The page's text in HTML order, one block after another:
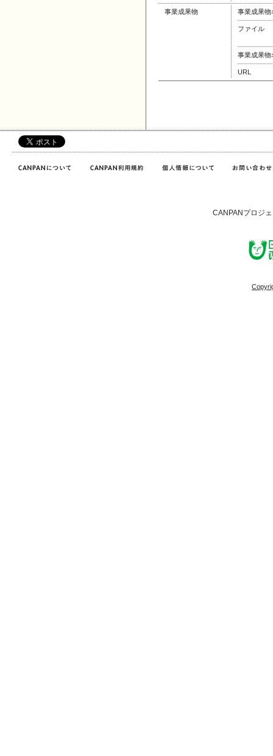
事業成果物 事業成果物
ファイル
事業成果物
URL
CANPANプロジ